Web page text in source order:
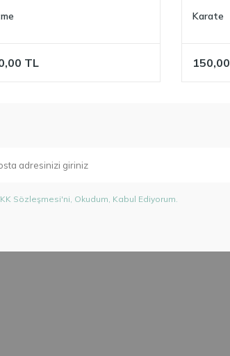
TL
Karate
150,00
Sözleşmesi'ni , Okudum, Kabul Ediyorum.